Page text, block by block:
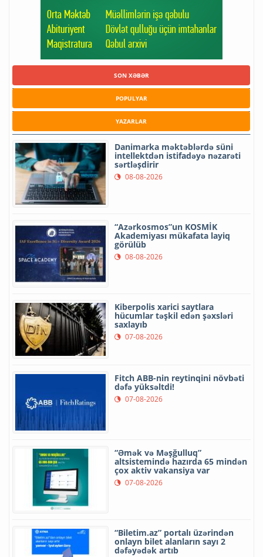
SON XƏBƏR
POPULYAR
YAZARLAR
Danimarka məktəblərdə süni
intellektdən istifadəyə nəzarəti
sərtləşdirir
08-08-2026
“Azərkosmos”un KOSMİK
Akademiyası mükafata layiq
görülüb
08-08-2026
Kiberpolis xarici saytlara
hücumlar təşkil edən şəxsləri
saxlayıb
07-08-2026
Fitch ABB-nin reytinqini növbəti
dəfə yüksəltdi!
07-08-2026
“Əmək və Məşğulluq”
altsistemində hazırda 65 mindən
çox aktiv vakansiya var
07-08-2026
“Biletim.az” portalı üzərindən
onlayn bilet alanların sayı 2
dəfəyədək artıb